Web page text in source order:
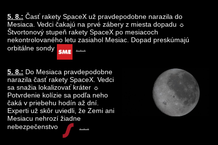
5. 8.: Časť rakety SpaceX už pravdepodobne narazila do
Mesiaca. Vedci čakajú na prvé zábery z miesta dopadu ☼
Štvortonový stupeň rakety SpaceX po mesiacoch
nekontrolovaného letu zasiahol Mesiac. Dopad preskúmajú
orbitálne sondy
5. 8.: Do Mesiaca pravdepodobne
narazila časť rakety SpaceX. Vedci
sa snažia lokalizovať kráter ☼
Potvrdenie kolízie sa podľa neho
čaká v priebehu hodín až dní.
Experti už skôr uviedli, že Zemi ani
Mesiacu nehrozí žiadne
nebezpečenstvo